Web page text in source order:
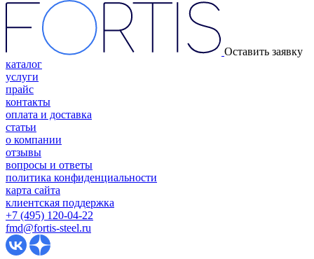
Оставить заявку
каталог
услуги
прайс
контакты
оплата и доставка
статьи
о компании
отзывы
вопросы и ответы
политика конфиденциальности
карта сайта
клиентская поддержка
+7 (495) 120-04-22
fmd@fortis-steel.ru